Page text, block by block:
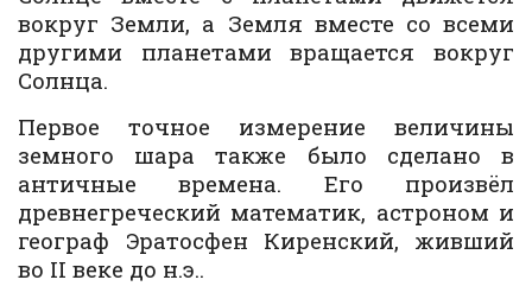
вокруг Земли, а Земля вместе со всеми
другими планетами вращается вокруг
Солнца.
Первое точное измерение величины
земного шара также было сделано в
античные времена. Его произвёл
древнегреческий математик, астроном и
географ Эратосфен Киренский, живший
во II веке до н.э..